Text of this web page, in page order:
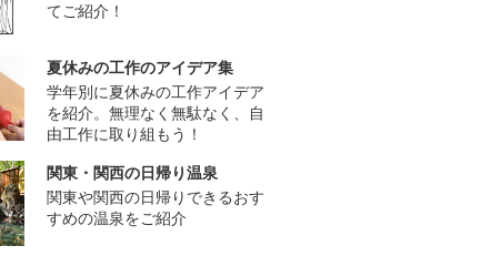
てご紹介！
夏休みの工作のアイデア集
学年別に夏休みの工作アイデア
を紹介。無理なく無駄なく、自
由工作に取り組もう！
関東・関西の日帰り温泉
関東や関西の日帰りできるおす
すめの温泉をご紹介